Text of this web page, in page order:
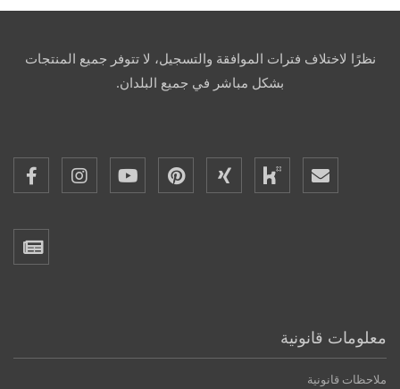
نظرًا لاختلاف فترات الموافقة والتسجيل، لا تتوفر جميع المنتجات
بشكل مباشر في جميع البلدان.
معلومات قانونية
ملاحظات قانونية